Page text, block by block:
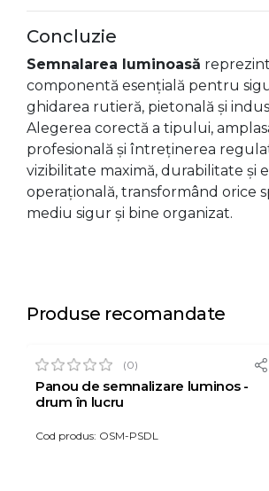
Concluzie
Semnalarea luminoasă
componentă esențială pentru
ghidarea rutieră, pietonală și
Alegerea corectă a tipului,
profesională și întreținerea
vizibilitate maximă, durabilitate și
operațională, transformând orice
mediu sigur și bine organizat.
Produse recomandate
(0)
Panou de semnalizare luminos -
drum în lucru
Cod produs: OSM-PSDL